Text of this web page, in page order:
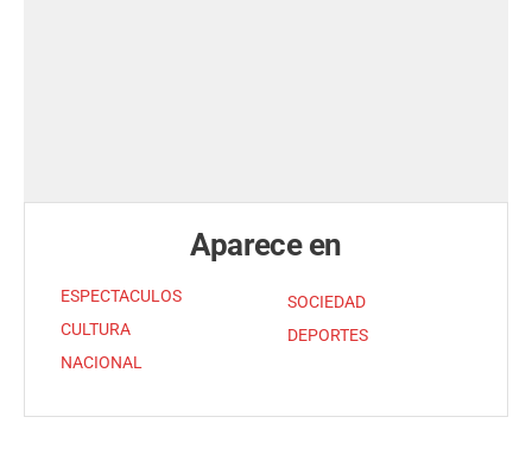
Aparece en
ESPECTACULOS
CULTURA
NACIONAL
SOCIEDAD
DEPORTES